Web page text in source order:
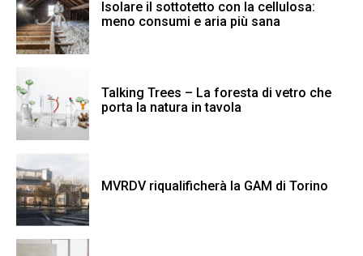
Isolare il sottotetto con la cellulosa:
meno consumi e aria più sana
Talking Trees – La foresta di vetro che
porta la natura in tavola
MVRDV riqualificherà la GAM di Torino